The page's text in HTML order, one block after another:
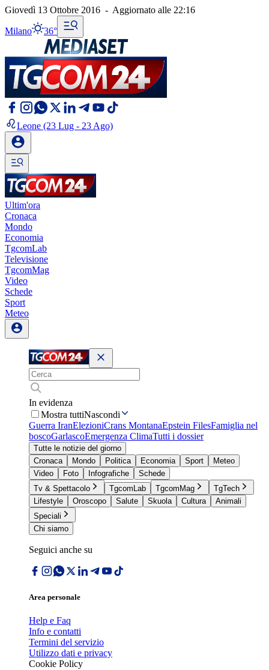
Giovedì 13 Ottobre 2016 - Aggiornato alle 22:16
Milano 36°
Leone (23 Lug - 23 Ago)
Ultim'ora
Cronaca
Mondo
Economia
TgcomLab
Televisione
TgcomMag
Video
Schede
Sport
Meteo
In evidenza
Mostra tuttiNascondi
Guerra IranElezioniCrans MontanaEpstein FilesFamiglia nel
boscoGarlascoEmergenza ClimaTutti i dossier
Tutte le notizie del giorno
Cronaca
Mondo Politica Economia Sport
Meteo
Video
Foto Infografiche
Schede
Tv & Spettacolo
TgcomLab TgcomMag
TgTech
Lifestyle
Oroscopo Salute Skuola Cultura
Animali
Speciali
Chi siamo
Seguici anche su
Area personale
Help e Faq
Info e contatti
Termini del servizio
Utilizzo dati e privacy
Cookie Policy